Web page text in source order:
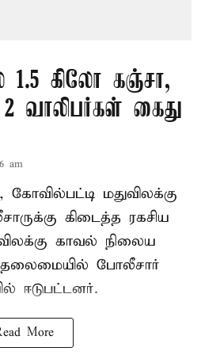
1.5 கிலோ கஞ்சா,
வாலிபர்கள் கைது
am
கோவில்பட்டி மதுவிலக்கு
கிடைத்த ரகசிய
காவல் நிலைய
போலீசார்
ஈடுபட்டனர்.
More